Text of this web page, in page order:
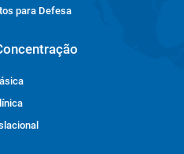
para Defesa